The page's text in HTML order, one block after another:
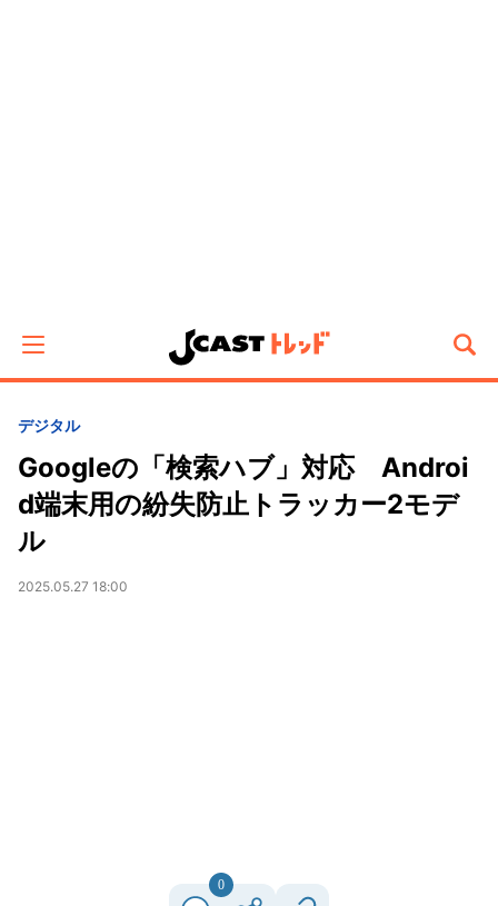
デジタル
Googleの「検索ハブ」対応 Androi
d端末用の紛失防止トラッカー2モデ
ル
2025.05.27 18:00
0